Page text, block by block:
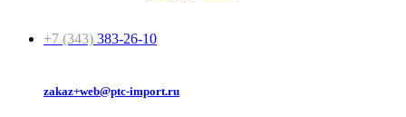
+7 (343) 383-26-10
zakaz+web@ptc-import.ru